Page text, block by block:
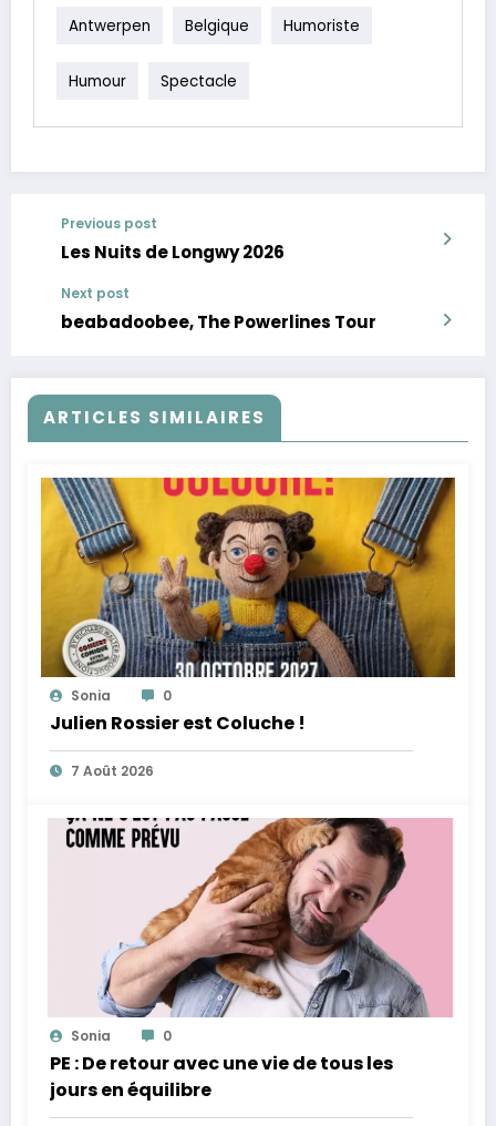
Antwerpen Belgique Humoriste
Humour Spectacle
Previous post
Les Nuits de Longwy 2026
Next post
beabadoobee, The Powerlines Tour
ARTICLES SIMILAIRES
Sonia 0
Julien Rossier est Coluche !
7 Août 2026
Sonia 0
PE : De retour avec une vie de tous les
jours en équilibre